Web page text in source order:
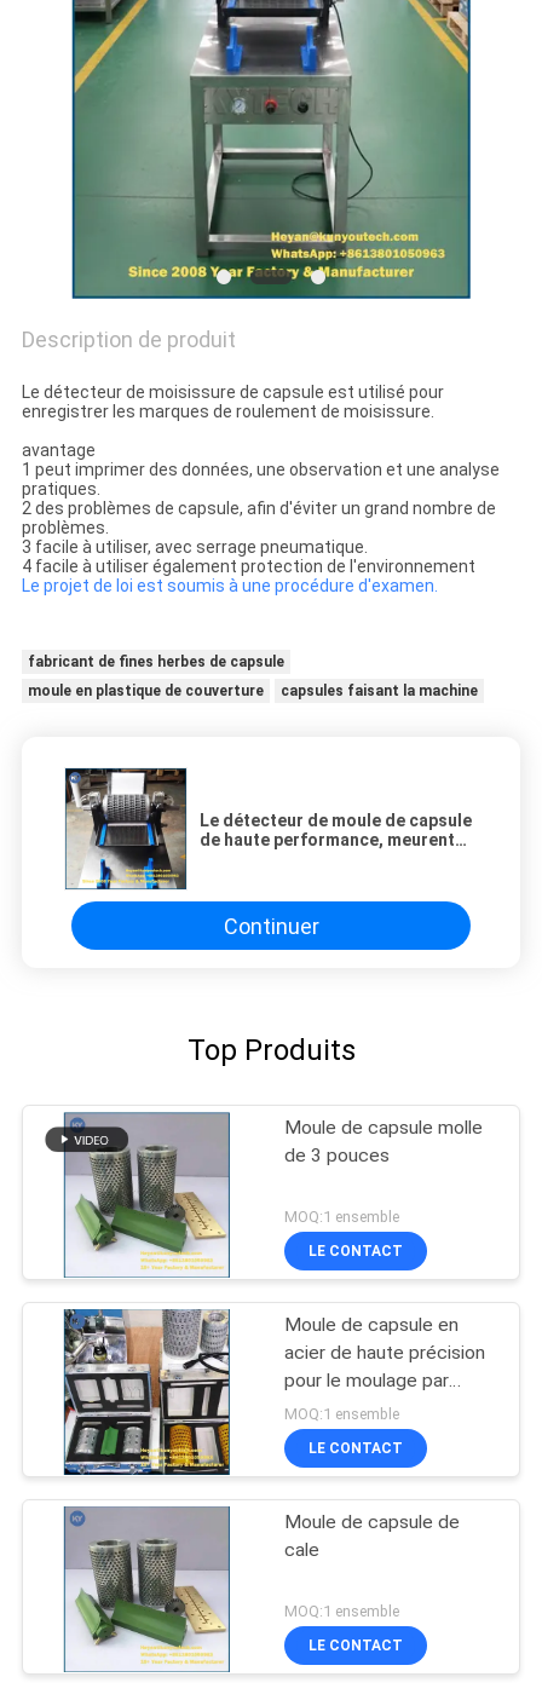
DEMANDEZ
PRIVACY
POLICY
Description de produit
Le détecteur de moisissure de capsule est utilisé pour
enregistrer les marques de roulement de moisissure.
avantage
1 peut imprimer des données, une observation et une analyse
pratiques.
2 des problèmes de capsule, afin d'éviter un grand nombre de
problèmes.
3 facile à utiliser, avec serrage pneumatique.
4 facile à utiliser également protection de l'environnement
Le projet de loi est soumis à une procédure d'examen.
fabricant de fines herbes de capsule
moule en plastique de couverture
capsules faisant la machine
Le détecteur de moule de capsule
de haute performance, meurent
Continuer
Top Produits
Moule de capsule molle
de 3 pouces
MOQ:1 ensemble
LE CONTACT
Moule de capsule en
acier de haute précision
pour le moulage par
injection plastique et le
moulage de gélules
molles
MOQ:1 ensemble
LE CONTACT
Moule de capsule de
cale
MOQ:1 ensemble
LE CONTACT